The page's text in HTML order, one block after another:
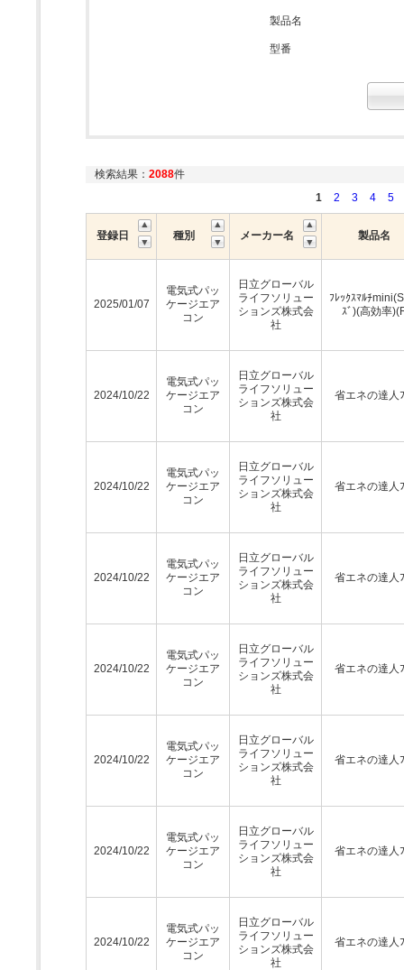
製品名
型番
検索結果： 2088件
1
2 3 4 5
登録日 種別 メーカー名 製品名
2025/01/07
電気式パッ
ケージエア
コン
日立グローバル
ライフソリュー
ションズ株式会
社
ﾌﾚｯｸｽﾏﾙﾁ
ｽﾞ)(高効率
2024/10/22
電気式パッ
ケージエア
コン
日立グローバル
ライフソリュー
ションズ株式会
社
省エネの達人
2024/10/22
電気式パッ
ケージエア
コン
日立グローバル
ライフソリュー
ションズ株式会
社
省エネの達人
2024/10/22
電気式パッ
ケージエア
コン
日立グローバル
ライフソリュー
ションズ株式会
社
省エネの達人
2024/10/22
電気式パッ
ケージエア
コン
日立グローバル
ライフソリュー
ションズ株式会
社
省エネの達人
2024/10/22
電気式パッ
ケージエア
コン
日立グローバル
ライフソリュー
ションズ株式会
社
省エネの達人
2024/10/22
電気式パッ
ケージエア
コン
日立グローバル
ライフソリュー
ションズ株式会
社
省エネの達人
2024/10/22
電気式パッ
ケージエア
コン
日立グローバル
ライフソリュー
ションズ株式会
社
省エネの達人